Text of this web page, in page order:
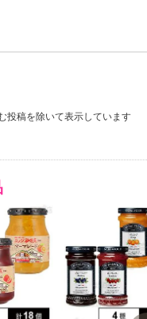
事項（※必ずご確認くだ
投稿を除いて表示しています